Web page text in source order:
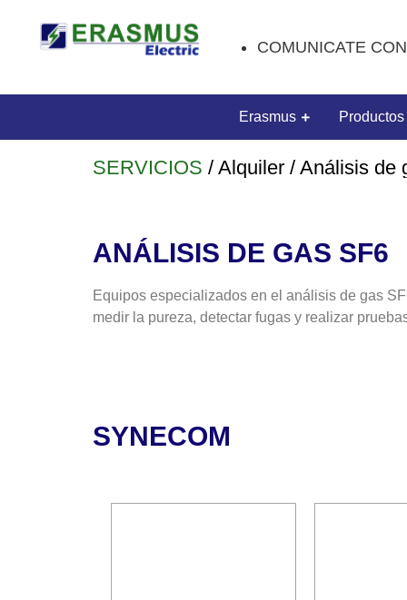
COMUNICATE
Erasmus Productos
SERVICIOS / Alquiler / Análisis de
ANÁLISIS DE GAS SF6
Equipos especializados en el análisis de gas
medir la pureza, detectar fugas y realizar
SYNECOM